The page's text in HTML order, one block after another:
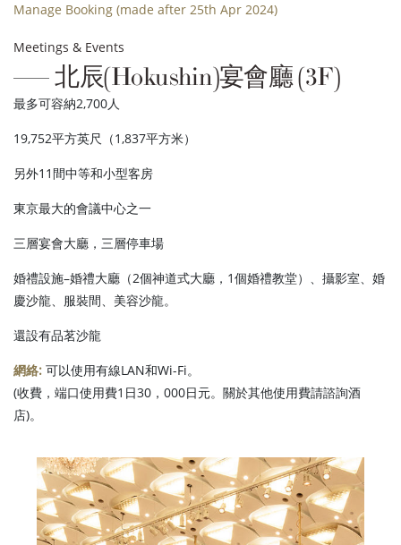
Manage Booking (made after 25th Apr 2024)
Meetings & Events
北辰(Hokushin)宴會廳 (3F)
最多可容納2,700人
19,752平方英尺（1,837平方米）
另外11間中等和小型客房
東京最大的會議中心之一
三層宴會大廳，三層停車場
婚禮設施–婚禮大廳（2個神道式大廳，1個婚禮教堂）、攝影室、婚
慶沙龍、服裝間、美容沙龍。
還設有品茗沙龍
網絡: 可以使用有線LAN和Wi-Fi。
(收費，端口使用費1日30，000日元。關於其他使用費請諮詢酒
店)。